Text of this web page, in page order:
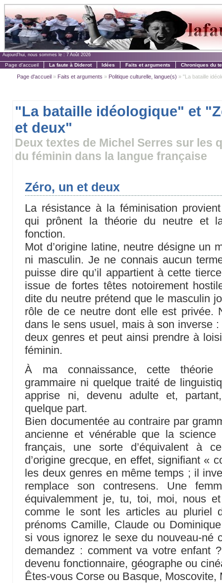
Aujourd'hui, nous sommes le : 7 Août 2026
Page d'accueil La faute à Diderot Idées Faits et arguments Chroniques du
Page d'accueil » Faits et arguments » Politique culturelle, langue(s) » "La bataille
"La bataille idéologique" et
et deux"
Deux textes de Michel Serres sur les
du féminin dans la langue française
Zéro, un et deux
La résistance à la féminisation
qui prônent la théorie du neutre et
fonction.
Mot d’origine latine, neutre désigne un
ni masculin. Je ne connais aucun
puisse dire qu’il appartient à cette
issue de fortes têtes notoirement
dite du neutre prétend que le masculin
rôle de ce neutre dont elle est privée.
dans le sens usuel, mais à son inverse
deux genres et peut ainsi prendre à
féminin.
À ma connaissance, cette théorie
grammaire ni quelque traité de
apprise ni, devenu adulte et,
quelque part.
Bien documentée au contraire par
ancienne et vénérable que la
français, une sorte d’équivalent à
d’origine grecque, en effet, signifiant «
les deux genres en même temps ; il
remplace son contresens. Une
équivalemment je, tu, toi, moi, nous
comme le sont les articles au pluriel
prénoms Camille, Claude ou
si vous ignorez le sexe du nouveau-né
demandez : comment va votre enfant
devenu fonctionnaire, géographe ou
Êtes-vous Corse ou Basque, Moscovite,